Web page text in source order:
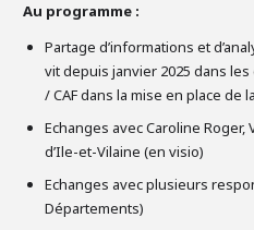
Au programme :
Partage d’informations et
vit depuis janvier 2025 dans
/ CAF dans la mise en place de
Echanges avec Caroline
d’Ile-et-Vilaine (en visio)
Echanges avec plusieurs
Départements)